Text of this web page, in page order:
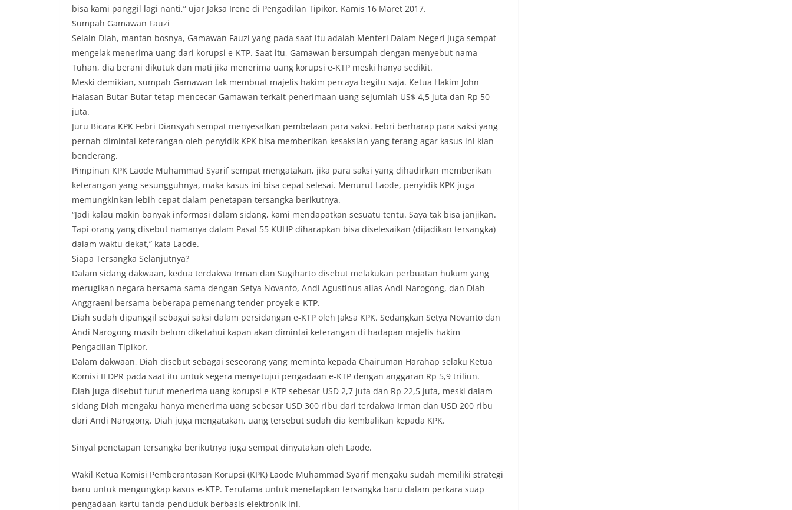
bisa kami panggil lagi nanti,” ujar Jaksa Irene di Pengadilan Tipikor, Kamis 16 Maret 2017.
Sumpah Gamawan Fauzi
Selain Diah, mantan bosnya, Gamawan Fauzi yang pada saat itu adalah Menteri Dalam Negeri juga sempat
mengelak menerima uang dari korupsi e-KTP. Saat itu, Gamawan bersumpah dengan menyebut nama
Tuhan, dia berani dikutuk dan mati jika menerima uang korupsi e-KTP meski hanya sedikit.
Meski demikian, sumpah Gamawan tak membuat majelis hakim percaya begitu saja. Ketua Hakim John
Halasan Butar Butar tetap mencecar Gamawan terkait penerimaan uang sejumlah US$ 4,5 juta dan Rp 50
juta.
Juru Bicara KPK Febri Diansyah sempat menyesalkan pembelaan para saksi. Febri berharap para saksi yang
pernah dimintai keterangan oleh penyidik KPK bisa memberikan kesaksian yang terang agar kasus ini kian
benderang.
Pimpinan KPK Laode Muhammad Syarif sempat mengatakan, jika para saksi yang dihadirkan memberikan
keterangan yang sesungguhnya, maka kasus ini bisa cepat selesai. Menurut Laode, penyidik KPK juga
memungkinkan lebih cepat dalam penetapan tersangka berikutnya.
“Jadi kalau makin banyak informasi dalam sidang, kami mendapatkan sesuatu tentu. Saya tak bisa janjikan.
Tapi orang yang disebut namanya dalam Pasal 55 KUHP diharapkan bisa diselesaikan (dijadikan tersangka)
dalam waktu dekat,” kata Laode.
Siapa Tersangka Selanjutnya?
Dalam sidang dakwaan, kedua terdakwa Irman dan Sugiharto disebut melakukan perbuatan hukum yang
merugikan negara bersama-sama dengan Setya Novanto, Andi Agustinus alias Andi Narogong, dan Diah
Anggraeni bersama beberapa pemenang tender proyek e-KTP.
Diah sudah dipanggil sebagai saksi dalam persidangan e-KTP oleh Jaksa KPK. Sedangkan Setya Novanto dan
Andi Narogong masih belum diketahui kapan akan dimintai keterangan di hadapan majelis hakim
Pengadilan Tipikor.
Dalam dakwaan, Diah disebut sebagai seseorang yang meminta kepada Chairuman Harahap selaku Ketua
Komisi II DPR pada saat itu untuk segera menyetujui pengadaan e-KTP dengan anggaran Rp 5,9 triliun.
Diah juga disebut turut menerima uang korupsi e-KTP sebesar USD 2,7 juta dan Rp 22,5 juta, meski dalam
sidang Diah mengaku hanya menerima uang sebesar USD 300 ribu dari terdakwa Irman dan USD 200 ribu
dari Andi Narogong. Diah juga mengatakan, uang tersebut sudah dia kembalikan kepada KPK.
Sinyal penetapan tersangka berikutnya juga sempat dinyatakan oleh Laode.
Wakil Ketua Komisi Pemberantasan Korupsi (KPK) Laode Muhammad Syarif mengaku sudah memiliki strategi
baru untuk mengungkap kasus e-KTP. Terutama untuk menetapkan tersangka baru dalam perkara suap
pengadaan kartu tanda penduduk berbasis elektronik ini.